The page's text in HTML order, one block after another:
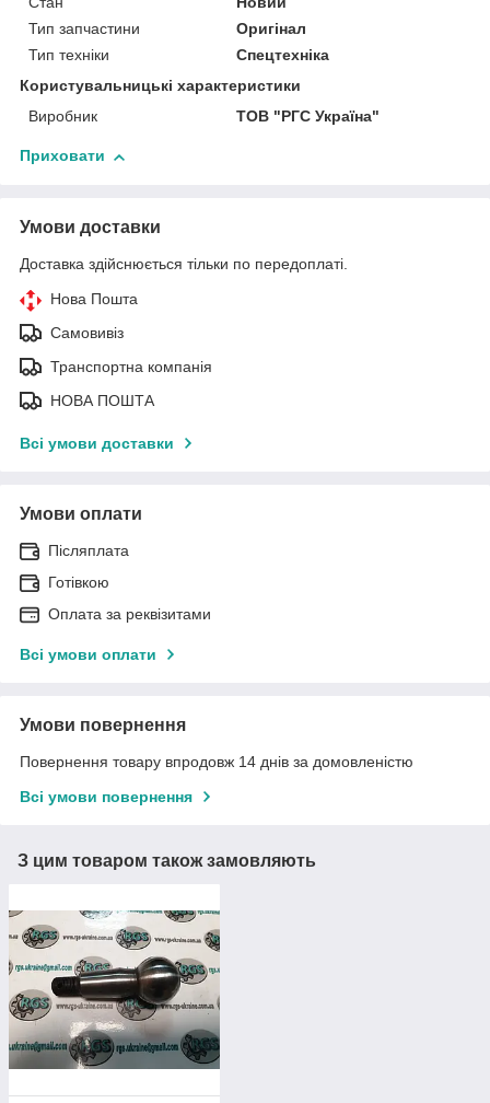
Тип запчастини
Оригінал
Тип техніки
Спецтехніка
Користувальницькі характеристики
Виробник
ТОВ "РГС Україна"
Приховати
Умови доставки
Доставка здійснюється тільки по передоплаті.
Нова Пошта
Самовивіз
Транспортна компанія
НОВА ПОШТА
Всі умови доставки
Умови оплати
Післяплата
Готівкою
Оплата за реквізитами
Всі умови оплати
Умови повернення
Повернення товару впродовж 14 днів за домовленістю
Всі умови повернення
З цим товаром також замовляють